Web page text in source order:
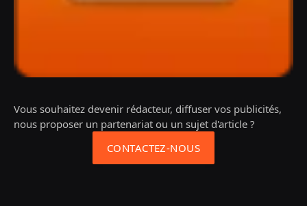
Vous souhaitez devenir rédacteur, diffuser vos publicités,
nous proposer un partenariat ou un sujet d'article ?
CONTACTEZ-NOUS